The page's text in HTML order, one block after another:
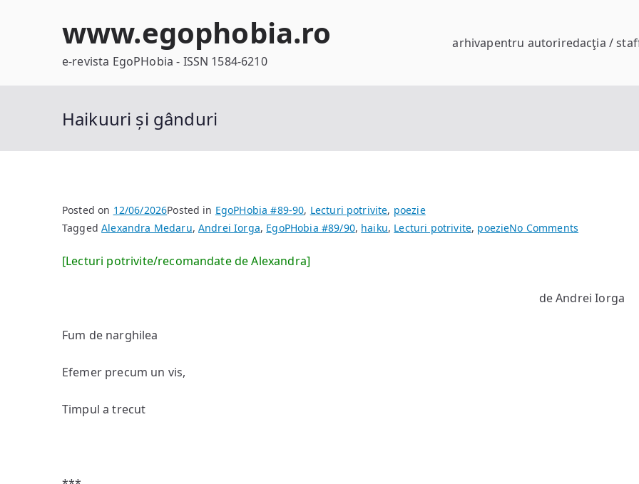
www.egophobia.ro
e-revista EgoPHobia - ISSN 1584-6210
arhivapentru autoriredacţia /
Haikuuri și gânduri
Posted on 12/06/2026Posted in EgoPHobia #89-90, Lecturi potrivite, poezie
TaggedAlexandra Medaru,Andrei Iorga, EgoPHobia #89/90, haiku, Lecturi potrivite, poezieNo Comments
[Lecturi potrivite/recomandate de Alexandra]
de Andrei Iorga
Fum de narghilea
Efemer precum un vis,
Timpul a trecut